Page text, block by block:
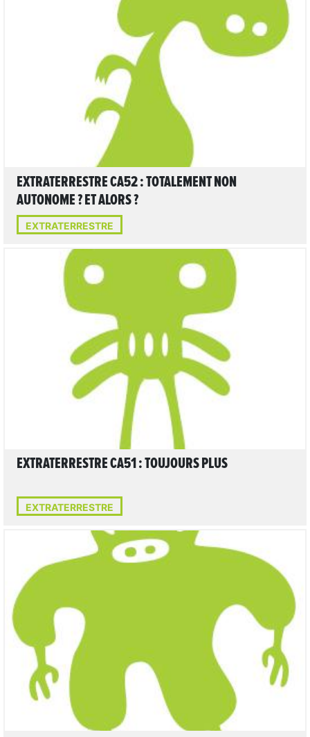
LIRE L'ARTICLE
EXTRATERRESTRE CA52 : TOTALEMENT NON
AUTONOME ? ET ALORS ?
EXTRATERRESTRE
LIRE L'ARTICLE
EXTRATERRESTRE CA51 : TOUJOURS PLUS
EXTRATERRESTRE